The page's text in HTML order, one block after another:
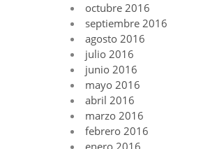
octubre 2016
septiembre 2016
agosto 2016
julio 2016
junio 2016
mayo 2016
abril 2016
marzo 2016
febrero 2016
enero 2016